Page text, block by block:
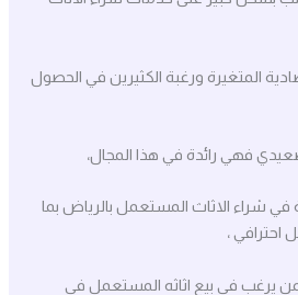
المتغيرة ورغبة الكثيرين في الحصول
فهي رائدة في هذا المجال،
شراء الاثاث المستعمل بالرياض بما
احترافي ،
لمن يرغب في بيع اثاثه المستعمل فى